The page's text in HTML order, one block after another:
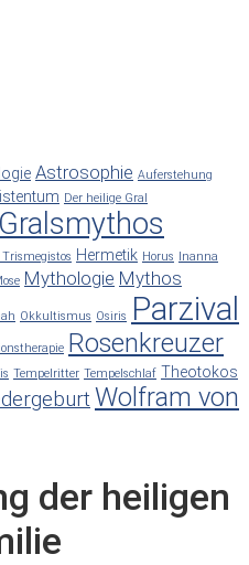
Astrosophie Auferstehung
Der heilige Gral
Gralsmythos
Trismegistos Hermetik Horus Inanna
Mythologie Mythos
Okkultismus Osiris Parzival
Rosenkreuzer
Tempelritter Tempelschlaf Theotokos
Wolfram von
der heiligen